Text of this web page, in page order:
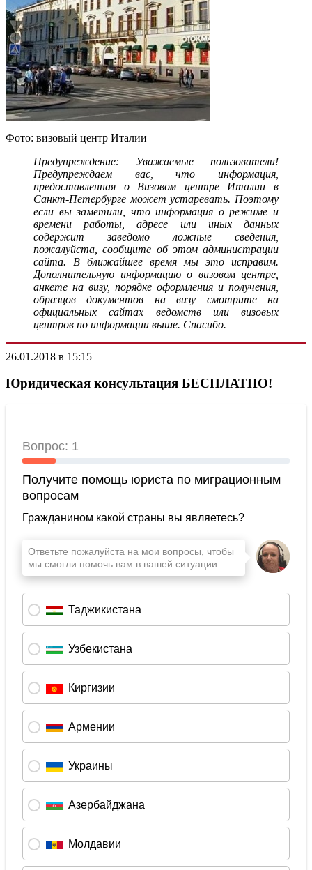
Фото: визовый центр Италии
Предупреждение: Уважаемые пользователи!
Предупреждаем вас, что информация,
предоставленная о Визовом центре Италии в
Санкт-Петербурге может устаревать. Поэтому
если вы заметили, что информация о режиме и
времени работы, адресе или иных данных
содержит заведомо ложные сведения,
пожалуйста, сообщите об этом администрации
сайта. В ближайшее время мы это исправим.
Дополнительную информацию о визовом центре,
анкете на визу, порядке оформления и получения,
образцов документов на визу смотрите на
официальных сайтах ведомств или визовых
центров по информации выше. Спасибо.
26.01.2018 в 15:15
Юридическая консультация БЕСПЛАТНО!